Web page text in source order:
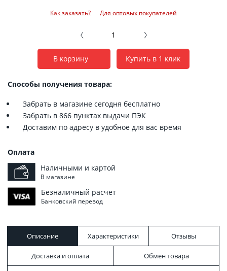
Как заказать? Для оптовых покупателей
В корзину Купить в 1 клик
Способы получения товара:
Забрать в магазине сегодня бесплатно
Забрать в 866 пунктах выдачи ПЭК
Доставим по адресу в удобное для вас время
Оплата
Наличными и картой
В магазине
Безналичный расчет
Банковский перевод
Описание Характеристики Отзывы
Доставка и оплата Обмен товара